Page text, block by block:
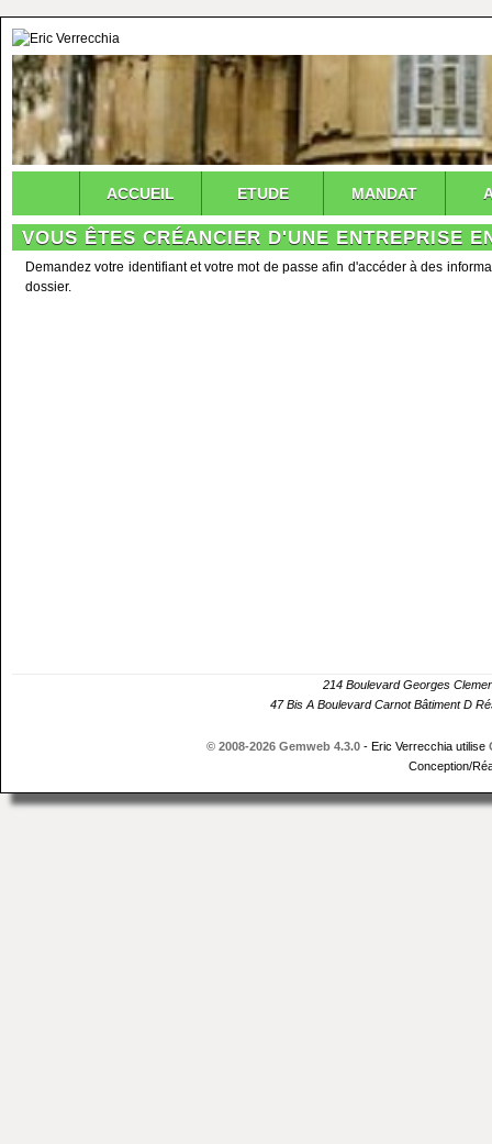
ACCUEIL ETUDE MANDAT
VOUS ÊTES CRÉANCIER D'UNE ENTREPRISE
Demandez votre identifiant et votre mot de passe afin d'accéder à des
dossier.
214 Boulevard Georges
47 Bis A Boulevard Carnot Bâtiment D
© 2008-2026 Gemweb 4.3.0- Eric Verrecchia utilise
Conception/